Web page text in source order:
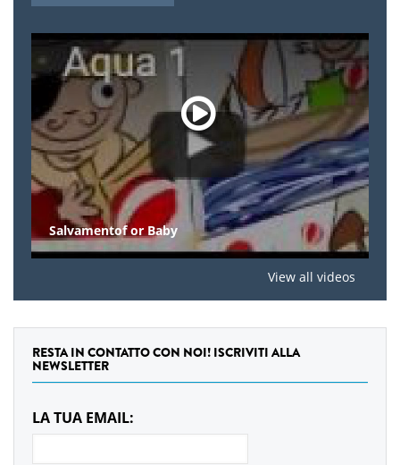
Salvamentof or Baby
View all videos
RESTA IN CONTATTO CON NOI! ISCRIVITI ALLA
NEWSLETTER
LA TUA EMAIL: